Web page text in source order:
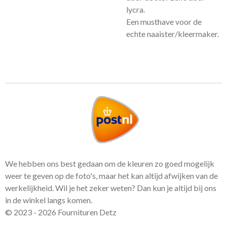
lycra.
Een musthave voor de
echte naaister/kleermaker.
We hebben ons best gedaan om de kleuren zo goed mogelijk
weer te geven op de foto's, maar het kan altijd afwijken van de
werkelijkheid. Wil je het zeker weten? Dan kun je altijd bij ons
in de winkel langs komen.
© 2023 - 2026 Fournituren Detz